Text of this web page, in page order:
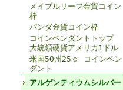
メイプルリーフ金貨コイン
枠
パンダ金貨コイン枠
コインペンダントトップ
大統領硬貨アメリカ1ドル
米国50州25￠ コインペン
ダント
アルゲンティウムシルバー